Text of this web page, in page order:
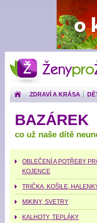
ZDRAVÍ A KRÁSA
BAZÁREK
co už naše dítě
OBLEČENÍ A POTŘEBY
KOJENCE
TRIČKA, KOŠILE,
MIKINY, SVETRY
KALHOTY, TEPLÁKY